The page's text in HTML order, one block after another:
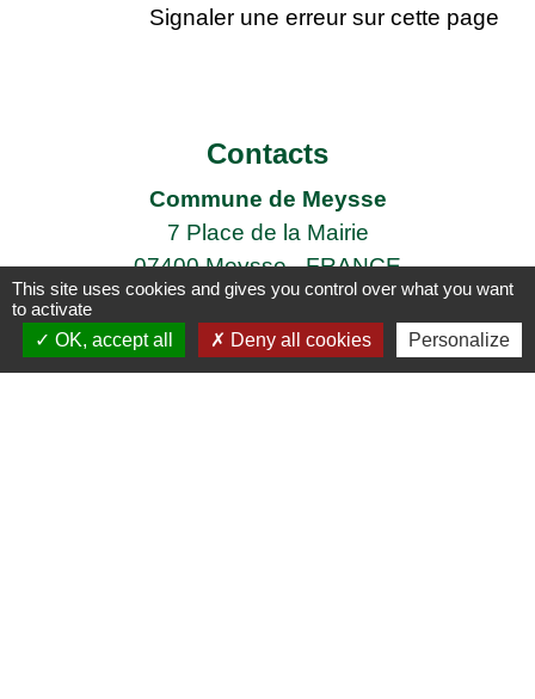
Signaler une erreur sur cette page
Contacts
Commune de Meysse
7 Place de la Mairie
07400 Meysse - FRANCE
+33 4 75 52 96 21
Contact par formulaire
This site uses cookies and gives you control over what you want
to activate
OK, accept all
Deny all cookies Personalize